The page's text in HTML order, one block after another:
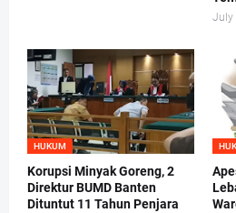
July
HUKUM
Korupsi Minyak Goreng, 2
Direktur BUMD Banten
Dituntut 11 Tahun Penjara